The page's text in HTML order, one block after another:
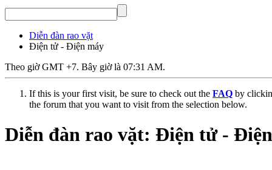
Diễn đàn rao vặt
Điện tử - Điện máy
Theo giờ GMT +7. Bây giờ là 07:31 AM.
If this is your first visit, be sure to check out the FAQ by
the forum that you want to visit from the selection below.
Diễn đàn rao vặt: Điện tử -